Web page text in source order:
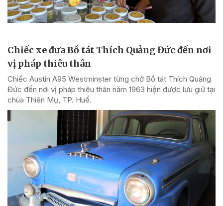
Chiếc xe đưa Bồ tát Thích Quảng Đức đến nơi
vị pháp thiêu thân
Chiếc Austin A95 Westminster từng chở Bồ tát Thích Quảng
Đức đến nơi vị pháp thiêu thân năm 1963 hiện được lưu giữ tại
chùa Thiên Mụ, TP. Huế.